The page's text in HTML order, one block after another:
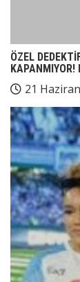
ÖZEL
KAPANMIYOR!
21